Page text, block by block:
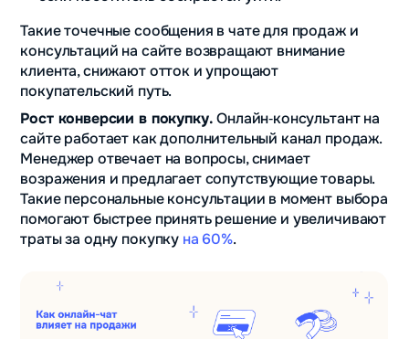
Такие точечные сообщения в чате для продаж и
консультаций на сайте возвращают внимание
клиента, снижают отток и упрощают
покупательский путь.
Рост конверсии в покупку.Онлайн‑консультант на
сайте работает как дополнительный канал продаж.
Менеджер отвечает на вопросы, снимает
возражения и предлагает сопутствующие товары.
Такие персональные консультации в момент выбора
помогают быстрее принять решение и увеличивают
траты за одну покупку на 60%.